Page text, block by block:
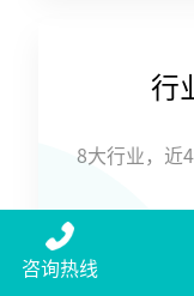
行
8大行业，近
咨询热线